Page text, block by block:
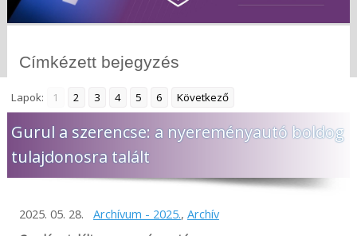
Címkézett bejegyzés
Lapok: 1 2 3 4 5 6 Következő
Gurul a szerencse: a nyereményautó boldog
tulajdonosra talált
2025. 05. 28. Archívum - 2025., Archív